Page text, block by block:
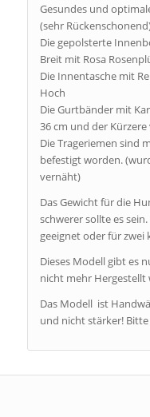
Gesundes und
(sehr
Die gepolsterte
Breit mit Rosa
Die Innentasche mit
Hoch
Die Gurtbänder mit
36 cm und der
Die Trageriemen sind
befestigt worden.
vernäht)
Das Gewicht für die
schwerer sollte es
geeignet oder für zwei
Dieses Modell gibt es
nicht mehr Hergestellt
Das Modell ist
und nicht stärker!